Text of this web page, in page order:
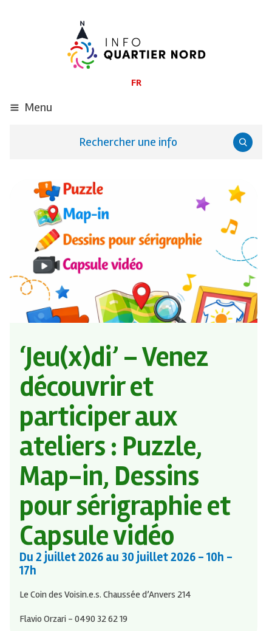
FR
Menu
Rechercher une info
‘Jeu(x)di’ – Venez
découvrir et
participer aux
ateliers : Puzzle,
Map-in, Dessins
pour sérigraphie et
Capsule vidéo
Du 2 juillet 2026 au 30 juillet 2026 - 10h -
17h
Le Coin des Voisin.e.s. Chaussée d’Anvers 214
Flavio Orzari - 0490 32 62 19